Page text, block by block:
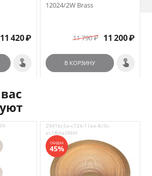
11 420₽
12024/2W Brass
11 790₽ 11 200₽
В КОРЗИНУ
2941bc5a-c724-11ee-8c9c-
ac1f6be2f4bf
СКИДКА
45%